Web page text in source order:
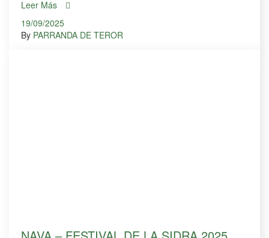
Leer Más
19/09/2025
By PARRANDA DE TEROR